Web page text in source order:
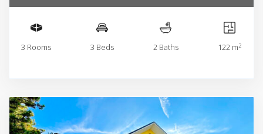
3 Rooms 3 Beds 2 Baths 122 m2